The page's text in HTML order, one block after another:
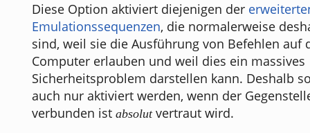
Diese Option aktiviert diejenigen der
Emulationssequenzen, die normalerweise
sind, weil sie die Ausführung von Befehlen auf
Computer erlauben und weil dies ein massives
Sicherheitsproblem darstellen kann. Deshalb
auch nur aktiviert werden, wenn der
verbunden ist absolutvertraut wird.